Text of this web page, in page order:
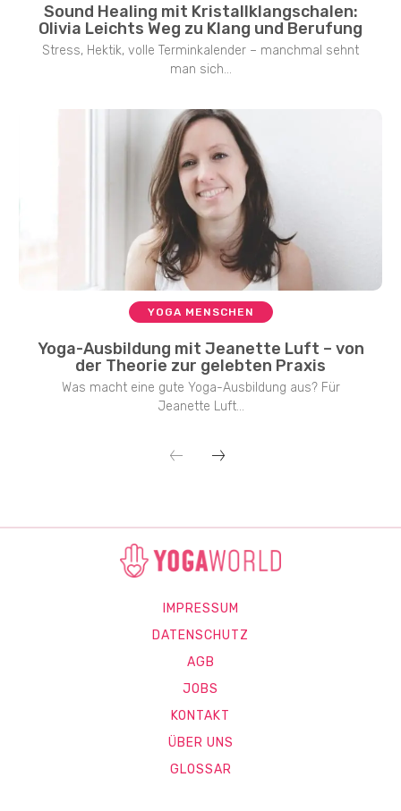
Sound Healing mit Kristallklangschalen:
Olivia Leichts Weg zu Klang und Berufung
Stress, Hektik, volle Terminkalender – manchmal sehnt
man sich...
YOGA MENSCHEN
Yoga-Ausbildung mit Jeanette Luft – von
der Theorie zur gelebten Praxis
Was macht eine gute Yoga-Ausbildung aus? Für
Jeanette Luft...
IMPRESSUM
DATENSCHUTZ
AGB
JOBS
KONTAKT
ÜBER UNS
GLOSSAR